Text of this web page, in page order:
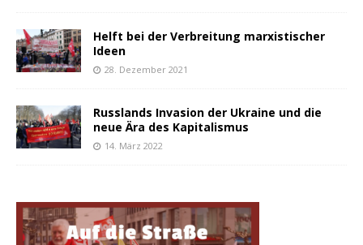
Helft bei der Verbreitung marxistischer
Ideen
28. Dezember 2021
Russlands Invasion der Ukraine und die
neue Ära des Kapitalismus
14. März 2022